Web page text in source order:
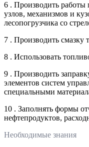
6 . Производить работы
узлов, механизмов и
лесопогрузчика со
7 . Производить смазку
8 . Использовать
9 . Производить
элементов систем
специальными
10 . Заполнять формы
нефтепродуктов,
Необходимые знания